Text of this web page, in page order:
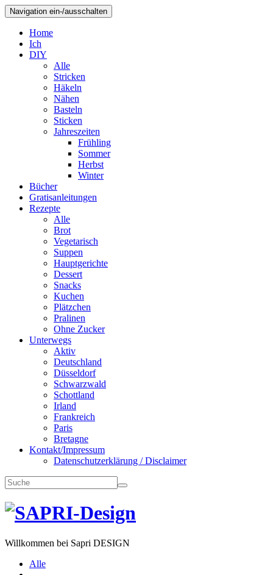
Navigation ein-/ausschalten
Home
Ich
DIY
Alle
Stricken
Häkeln
Nähen
Basteln
Sticken
Jahreszeiten
Frühling
Sommer
Herbst
Winter
Bücher
Gratisanleitungen
Rezepte
Alle
Brot
Vegetarisch
Suppen
Hauptgerichte
Dessert
Snacks
Kuchen
Plätzchen
Pralinen
Ohne Zucker
Unterwegs
Aktiv
Deutschland
Düsseldorf
Schwarzwald
Schottland
Irland
Frankreich
Paris
Bretagne
Kontakt/Impressum
Datenschutzerklärung / Disclaimer
Willkommen bei Sapri DESIGN
Alle